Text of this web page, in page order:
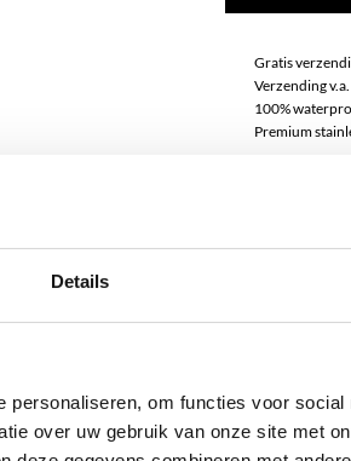
Details
om functies voor social
over uw gebruik van onze site met
Gratis
Verzending
100%
Premium
Deze ketting
voegen aan
je hem altijd
Match deze
kettinkjes.